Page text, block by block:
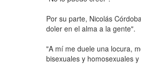
Por su parte, Nicolás
doler en el alma a la gente".
"A mí me duele una locura,
bisexuales y homosexuales